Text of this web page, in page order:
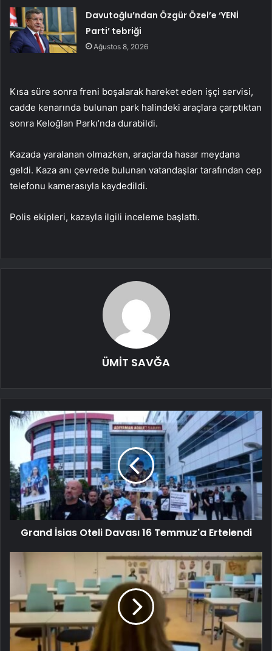
Davutoğlu’ndan Özgür Özel’e ‘YENİ
Parti’ tebriği
Ağustos 8, 2026
Kısa süre sonra freni boşalarak hareket eden işçi servisi,
cadde kenarında bulunan park halindeki araçlara çarptıktan
sonra Keloğlan Parkı’nda durabildi.
Kazada yaralanan olmazken, araçlarda hasar meydana
geldi. Kaza anı çevrede bulunan vatandaşlar tarafından cep
telefonu kamerasıyla kaydedildi.
Polis ekipleri, kazayla ilgili inceleme başlattı.
ÜMİT SAVĞA
Grand İsias Oteli Davası 16 Temmuz'a Ertelendi